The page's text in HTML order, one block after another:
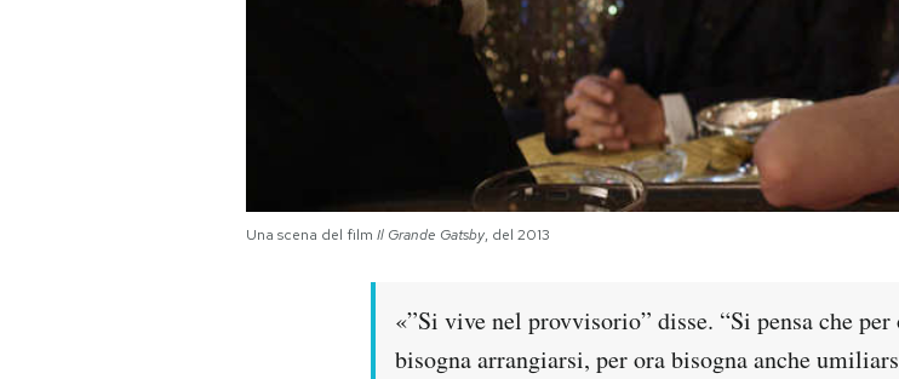
Una scena del film Il Grande Gatsby, del 2013
«”Si vive nel provvisorio” disse. “Si pensa che
bisogna arrangiarsi, per ora bisogna anche